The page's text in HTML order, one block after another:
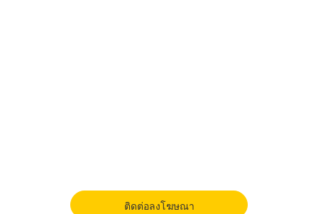
ติดต่อลงโฆษณา